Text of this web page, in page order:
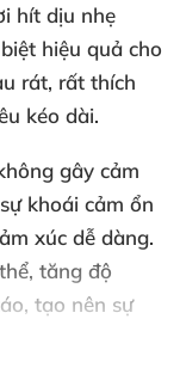
hít dịu nhẹ
hiệu quả cho
rát, rất thích
kéo dài.
gây cảm
khoái cảm ổn
xúc dễ dàng.
tăng độ
tạo nên sự